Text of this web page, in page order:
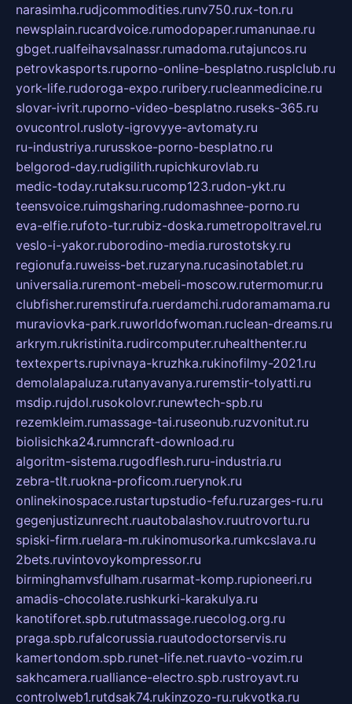
narasimha.rudjcommodities.runv750.rux-ton.ru
newsplain.rucardvoice.rumodopaper.rumanunae.ru
gbget.rualfeihavsalnassr.rumadoma.rutajuncos.ru
petrovkasports.ruporno-online-besplatno.rusplclub.ru
york-life.rudoroga-expo.ruribery.rucleanmedicine.ru
slovar-ivrit.ruporno-video-besplatno.ruseks-365.ru
ovucontrol.rusloty-igrovyye-avtomaty.ru
ru-industriya.rurusskoe-porno-besplatno.ru
belgorod-day.rudigilith.rupichkurovlab.ru
medic-today.rutaksu.rucomp123.rudon-ykt.ru
teensvoice.ruimgsharing.rudomashnee-porno.ru
eva-elfie.rufoto-tur.rubiz-doska.rumetropoltravel.ru
veslo-i-yakor.ruborodino-media.rurostotsky.ru
regionufa.ruweiss-bet.ruzaryna.rucasinotablet.ru
universalia.ruremont-mebeli-moscow.rutermomur.ru
clubfisher.ruremstirufa.ruerdamchi.rudoramamama.ru
muraviovka-park.ruworldofwoman.ruclean-dreams.ru
arkrym.rukristinita.rudircomputer.ruhealthenter.ru
textexperts.rupivnaya-kruzhka.rukinofilmy-2021.ru
demolalapaluza.rutanyavanya.ruremstir-tolyatti.ru
msdip.rujdol.rusokolovr.runewtech-spb.ru
rezemkleim.rumassage-tai.ruseonub.ruzvonitut.ru
biolisichka24.rumncraft-download.ru
algoritm-sistema.rugodflesh.ruru-industria.ru
zebra-tlt.ruokna-proficom.ruerynok.ru
onlinekinospace.rustartupstudio-fefu.ruzarges-ru.ru
gegenjustizunrecht.ruautobalashov.ruutrovortu.ru
spiski-firm.ruelara-m.rukinomusorka.rumkcslava.ru
2bets.ruvintovoykompressor.ru
birminghamvsfulham.rusarmat-komp.rupioneeri.ru
amadis-chocolate.rushkurki-karakulya.ru
kanotiforet.spb.rututmassage.ruecolog.org.ru
praga.spb.rufalcorussia.ruautodoctorservis.ru
kamertondom.spb.runet-life.net.ruavto-vozim.ru
sakhcamera.rualliance-electro.spb.rustroyavt.ru
controlweb1.rutdsak74.rukinzozo-ru.rukvotka.ru